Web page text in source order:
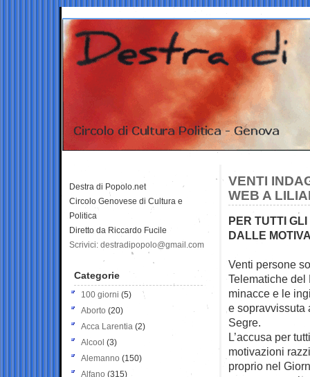
VENTI
WEB A
PER TUTTI
DALLE
Venti persone
Telematiche
minacce e le
e sopravvissuta
Segre.
L’accusa per
motivazioni
proprio nel
Destra di Popolo.net
Circolo Genovese di Cultura e
Politica
Diretto da Riccardo Fucile
Scrivici: destradipopolo@gmail.com
Categorie
100 giorni (5)
Aborto (20)
Acca Larentia (2)
Alcool (3)
Alemanno (150)
Alfano (315)